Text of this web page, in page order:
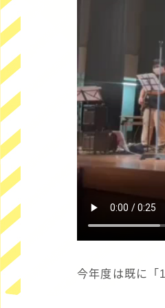
今年度は既に「